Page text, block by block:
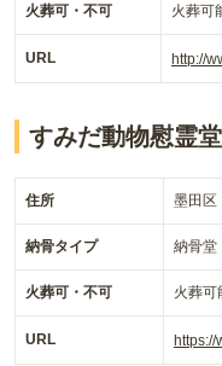
火葬可・不可 火葬可
URL http://
すみだ動物慰霊堂
住所 墨田区
納骨タイプ 納骨堂
火葬可・不可 火葬可
URL https://